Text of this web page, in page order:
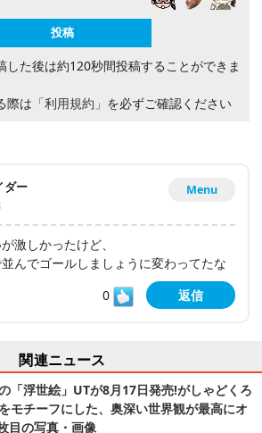
た後は約120秒間投稿することができま
際は 「利用規約」 を必ずご確認ください
Menu
ダー
激しかったけど、
んでゴールしましょうに変わってたな
0
返信
関連ニュース
「浮世絵」UTが8月17日発売!がしゃどくろ
モチーフにした、奥深い世界観が最高にオ
目の写真・画像